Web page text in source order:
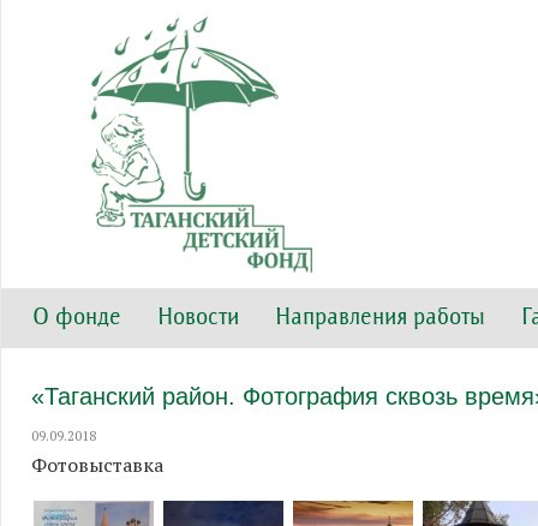
О фонде Новости Направления работы
«Таганский район. Фотография сквозь
09.09.2018
Фотовыставка